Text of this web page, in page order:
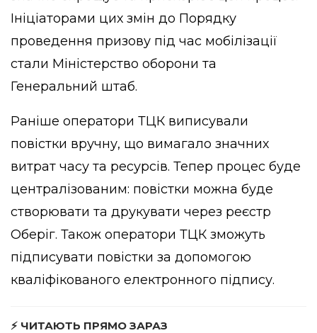
Ініціаторами цих змін до Порядку
проведення призову під час мобілізації
стали Міністерство оборони та
Генеральний штаб.
Раніше оператори ТЦК виписували
повістки вручну, що вимагало значних
витрат часу та ресурсів. Тепер процес буде
централізованим: повістки можна буде
створювати та друкувати через реєстр
Оберіг. Також оператори ТЦК зможуть
підписувати повістки за допомогою
кваліфікованого електронного підпису.
⚡ ЧИТАЮТЬ ПРЯМО ЗАРАЗ